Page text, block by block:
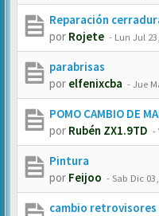
Reparación
por Rojete - Lun Jul
parabrisas
por elfenixcba -Jue
POMO CAMBIO DE
por Rubén ZX1.9TD -
Pintura
por Feijoo -Sab Dic
cambio retrovisores